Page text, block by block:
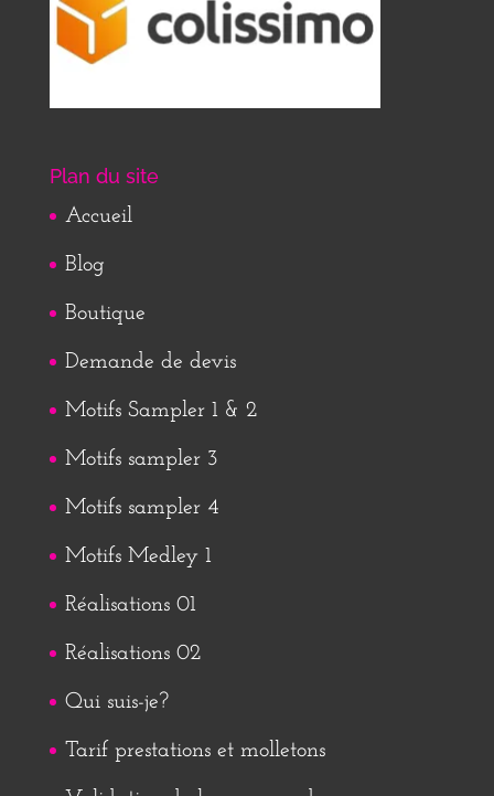
Plan du site
Accueil
Blog
Boutique
Demande de devis
Motifs Sampler 1 & 2
Motifs sampler 3
Motifs sampler 4
Motifs Medley 1
Réalisations 01
Réalisations 02
Qui suis-je?
Tarif prestations et molletons